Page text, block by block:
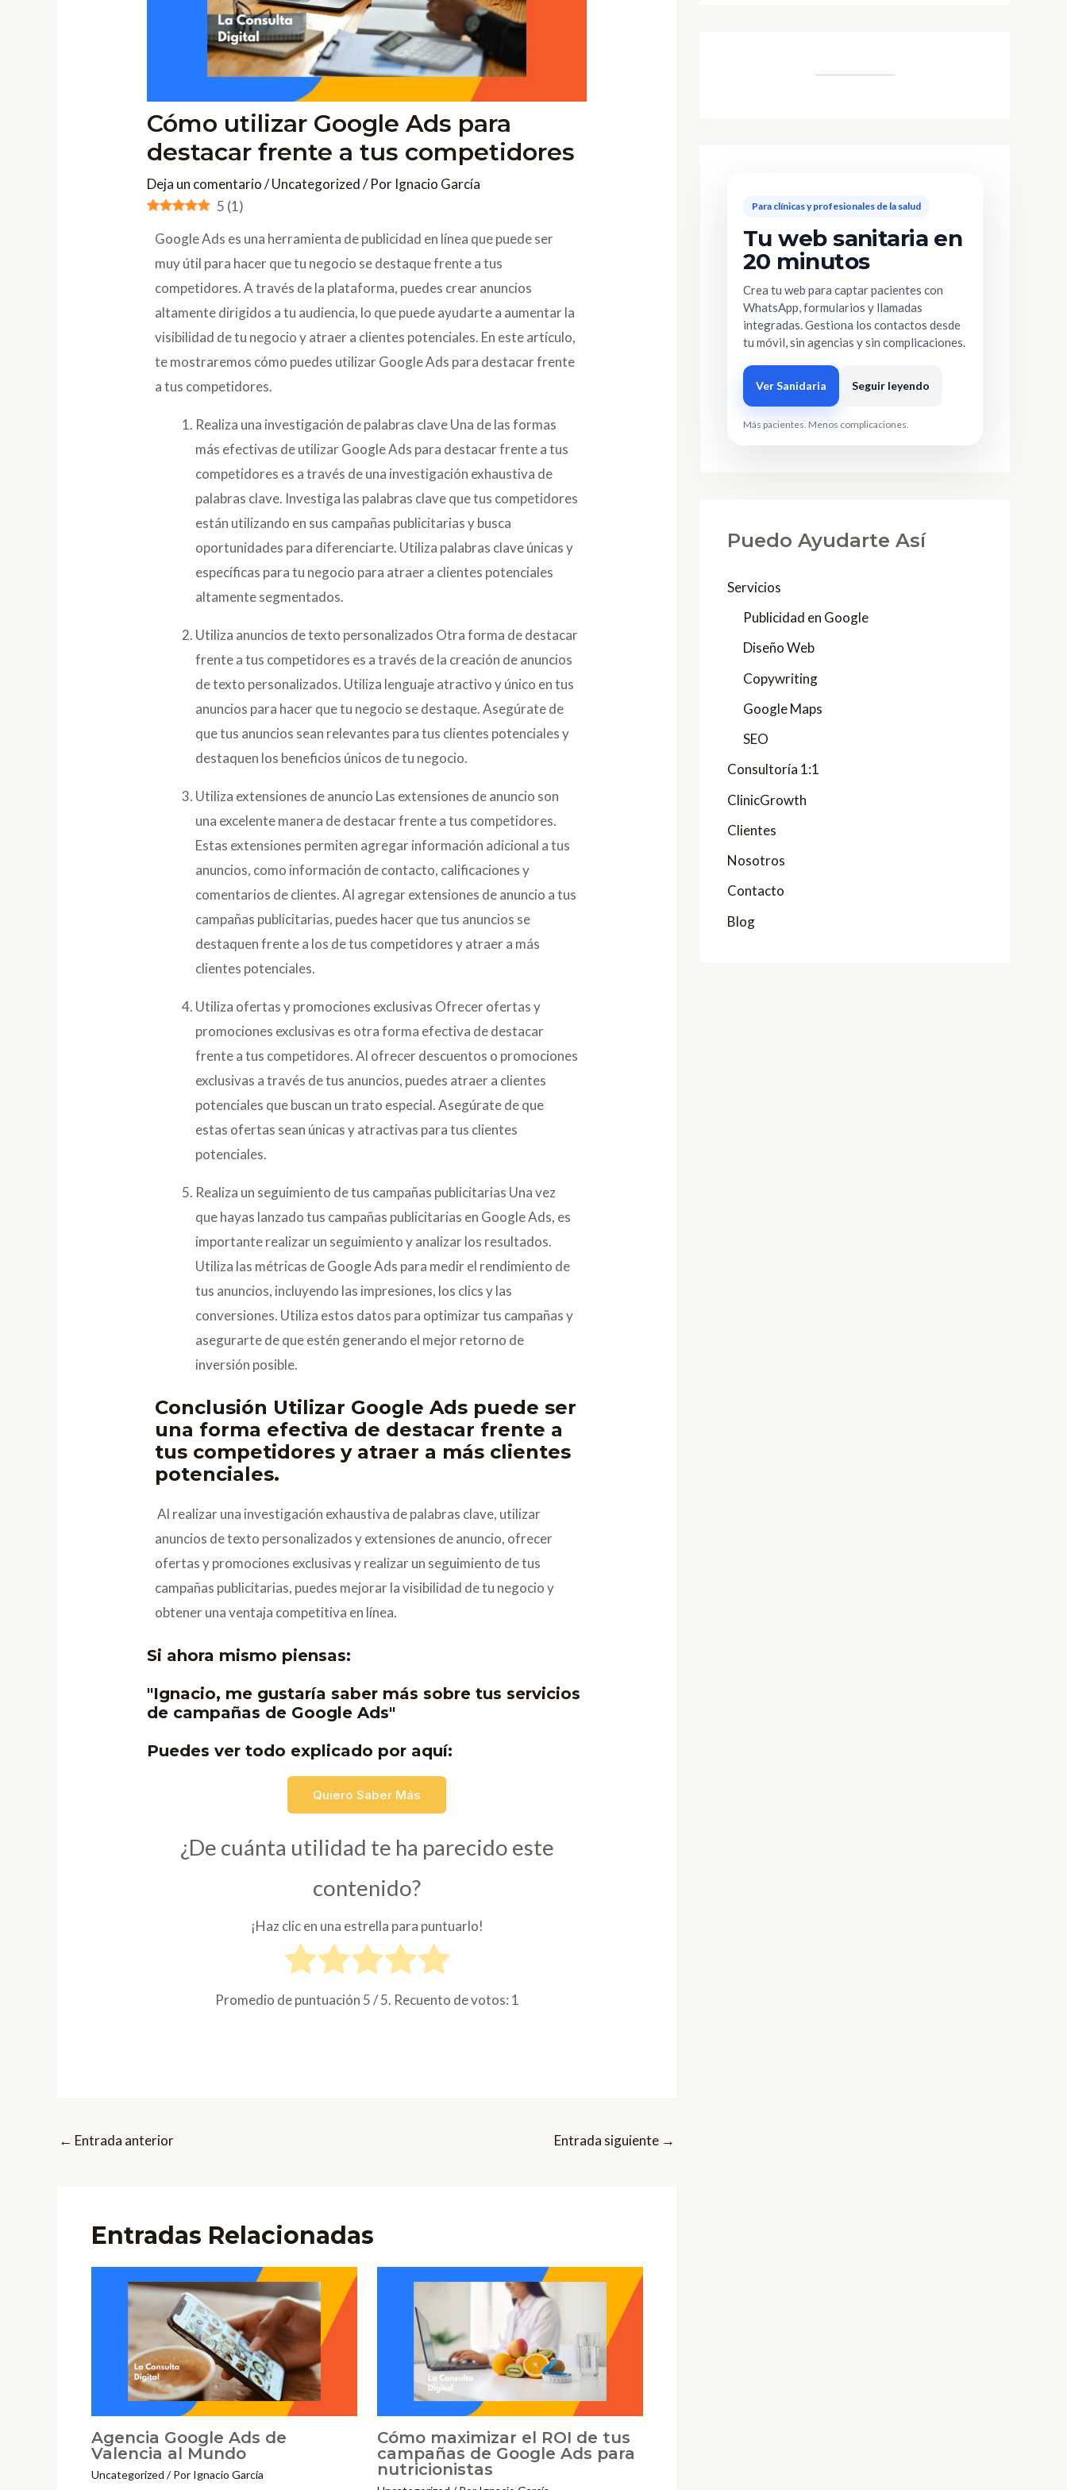
Cómo utilizar Google Ads para
destacar frente a tus competidores
Deja un comentario /Uncategorized/ Por Ignacio García
5 (1)
Google Ads es una herramienta de publicidad en línea que puede ser
muy útil para hacer que tu negocio se destaque frente a tus
competidores. A través de la plataforma, puedes crear anuncios
altamente dirigidos a tu audiencia, lo que puede ayudarte a aumentar la
visibilidad de tu negocio y atraer a clientes potenciales. En este artículo,
te mostraremos cómo puedes utilizar Google Ads para destacar frente
a tus competidores.
Realiza una investigación de palabras clave Una de las formas
más efectivas de utilizar Google Ads para destacar frente a tus
competidores es a través de una investigación exhaustiva de
palabras clave. Investiga las palabras clave que tus competidores
están utilizando en sus campañas publicitarias y busca
oportunidades para diferenciarte. Utiliza palabras clave únicas y
específicas para tu negocio para atraer a clientes potenciales
altamente segmentados.
Utiliza anuncios de texto personalizados Otra forma de destacar
frente a tus competidores es a través de la creación de anuncios
de texto personalizados. Utiliza lenguaje atractivo y único en tus
anuncios para hacer que tu negocio se destaque. Asegúrate de
que tus anuncios sean relevantes para tus clientes potenciales y
destaquen los beneficios únicos de tu negocio.
Utiliza extensiones de anuncio Las extensiones de anuncio son
una excelente manera de destacar frente a tus competidores.
Estas extensiones permiten agregar información adicional a tus
anuncios, como información de contacto, calificaciones y
comentarios de clientes. Al agregar extensiones de anuncio a tus
campañas publicitarias, puedes hacer que tus anuncios se
destaquen frente a los de tus competidores y atraer a más
clientes potenciales.
Utiliza ofertas y promociones exclusivas Ofrecer ofertas y
promociones exclusivas es otra forma efectiva de destacar
frente a tus competidores. Al ofrecer descuentos o promociones
exclusivas a través de tus anuncios, puedes atraer a clientes
potenciales que buscan un trato especial. Asegúrate de que
estas ofertas sean únicas y atractivas para tus clientes
potenciales.
Realiza un seguimiento de tus campañas publicitarias Una vez
que hayas lanzado tus campañas publicitarias en Google Ads, es
importante realizar un seguimiento y analizar los resultados.
Utiliza las métricas de Google Ads para medir el rendimiento de
tus anuncios, incluyendo las impresiones, los clics y las
conversiones. Utiliza estos datos para optimizar tus campañas y
asegurarte de que estén generando el mejor retorno de
inversión posible.
Conclusión Utilizar Google Ads puede ser
una forma efectiva de destacar frente a
tus competidores y atraer a más clientes
potenciales.
Al realizar una investigación exhaustiva de palabras clave, utilizar
anuncios de texto personalizados y extensiones de anuncio, ofrecer
ofertas y promociones exclusivas y realizar un seguimiento de tus
campañas publicitarias, puedes mejorar la visibilidad de tu negocio y
obtener una ventaja competitiva en línea.
Si ahora mismo piensas:
"Ignacio, me gustaría saber más sobre tus servicios
de campañas de Google Ads"
Puedes ver todo explicado por aquí:
Quiero Saber Más
¿De cuánta utilidad te ha parecido este
contenido?
¡Haz clic en una estrella para puntuarlo!
Promedio de puntuación 5/ 5. Recuento de votos: 1
← Entrada anterior Entrada siguiente →
Entradas Relacionadas
Agencia Google Ads de
Valencia al Mundo
Uncategorized / Por Ignacio García
Cómo maximizar el ROI de tus
campañas de Google Ads para
nutricionistas
Para clínicas y profesionales de la salud
Tu web sanitaria en
20 minutos
Crea tu web para captar pacientes con
WhatsApp, formularios y llamadas
integradas. Gestiona los contactos desde
tu móvil, sin agencias y sin complicaciones.
Ver Sanidaria Seguir leyendo
Más pacientes. Menos complicaciones.
Puedo Ayudarte Así
Servicios
Publicidad en Google
Diseño Web
Copywriting
Google Maps
SEO
Consultoría 1:1
ClinicGrowth
Clientes
Nosotros
Contacto
Blog